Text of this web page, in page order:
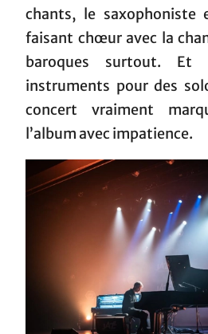
chants, le saxophoniste
faisant chœur avec la
baroques surtout. Et
instruments pour des
concert vraiment
l’album avec impatience.